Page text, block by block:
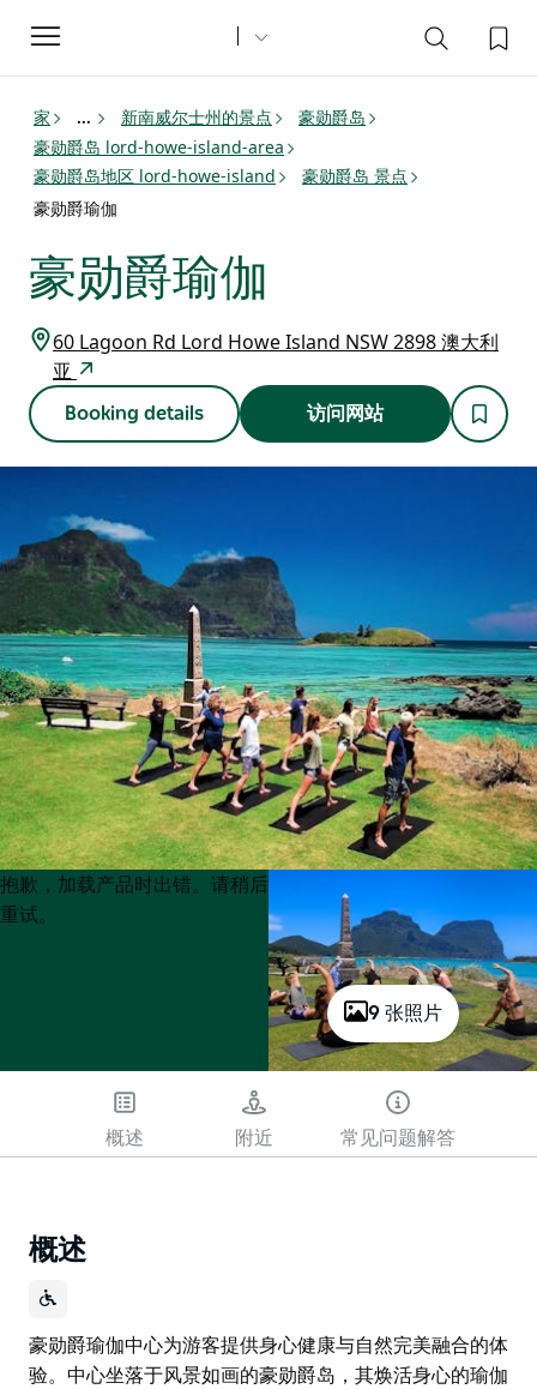
Toggle
navigation
家 ... 新南威尔士州的景点
豪勋爵岛
豪勋爵岛 lord-howe-island-area
豪勋爵岛地区 lord-howe-island
豪勋爵岛 景点
豪勋爵瑜伽
豪勋爵瑜伽
60 Lagoon Rd Lord Howe Island NSW 2898 澳大利
亚
Booking details 访问网站
9 张照片
Product
List
Product
List
抱歉，加载产品时出错。请稍后
重试。
概述 附近 常见问题解答
概述
豪勋爵瑜伽中心为游客提供身心健康与自然完美融合的体
验。中心坐落于风景如画的豪勋爵岛，其焕活身心的瑜伽